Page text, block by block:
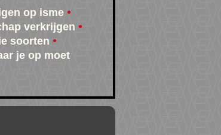
op isme
verkrijgen
soorten
je op moet